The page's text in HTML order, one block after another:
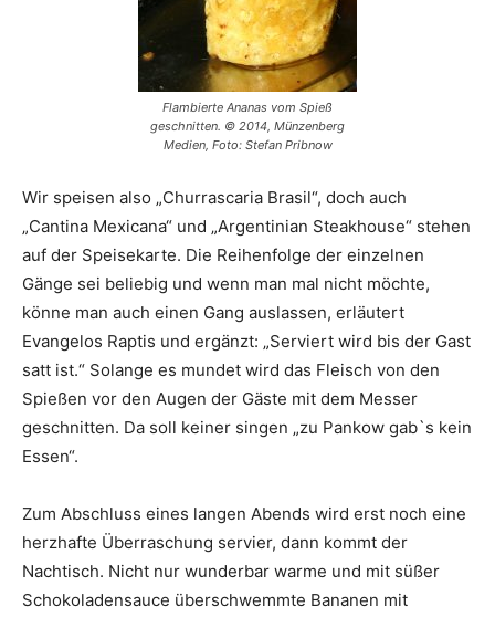
Flambierte Ananas vom Spieß
geschnitten. © 2014, Münzenberg
Medien, Foto: Stefan Pribnow
Wir speisen also „Churrascaria Brasil“, doch auch
„Cantina Mexicana“ und „Argentinian Steakhouse“ stehen
auf der Speisekarte. Die Reihenfolge der einzelnen
Gänge sei beliebig und wenn man mal nicht möchte,
könne man auch einen Gang auslassen, erläutert
Evangelos Raptis und ergänzt: „Serviert wird bis der Gast
satt ist.“ Solange es mundet wird das Fleisch von den
Spießen vor den Augen der Gäste mit dem Messer
geschnitten. Da soll keiner singen „zu Pankow gab`s kein
Essen“.
Zum Abschluss eines langen Abends wird erst noch eine
herzhafte Überraschung servier, dann kommt der
Nachtisch. Nicht nur wunderbar warme und mit süßer
Schokoladensauce überschwemmte Bananen mit